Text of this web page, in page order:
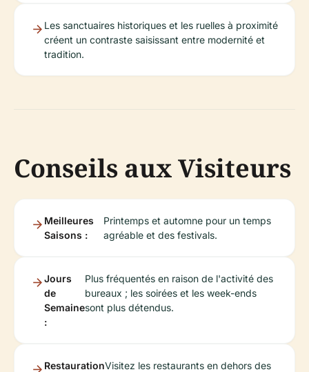
Les sanctuaires historiques et les ruelles à proximité
créent un contraste saisissant entre modernité et
tradition.
Conseils aux Visiteurs
Meilleures
Saisons :
Printemps et automne pour un temps
agréable et des festivals.
Jours
de
Semaine
:
Plus fréquentés en raison de l'activité des
bureaux ; les soirées et les week-ends
sont plus détendus.
RestaurationVisitez les restaurants en dehors des